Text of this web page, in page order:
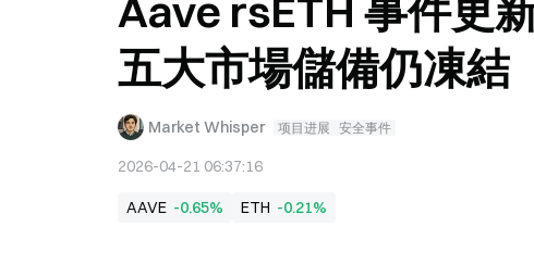
Aave rsETH 事件更
五大市場儲備仍凍結
Market Whisper 项目进展 安全事件
2026-04-21 06:37:16
AAVE -0.65% ETH -0.21%